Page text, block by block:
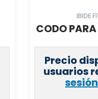
IBIDE
CODO
Precio
usuarios